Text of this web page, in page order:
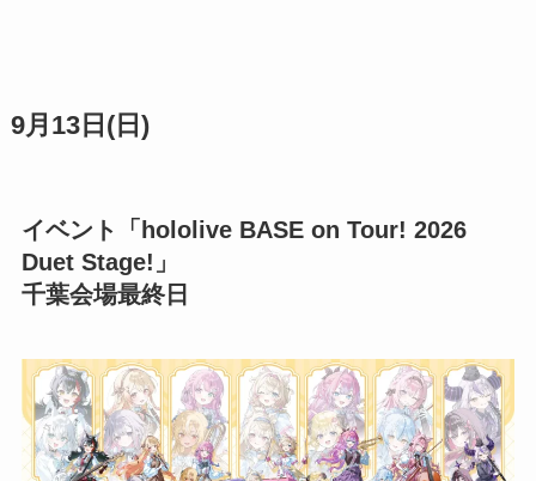
9月13日(日)
イベント「hololive BASE on Tour! 2026
Duet Stage!」
千葉会場最終日